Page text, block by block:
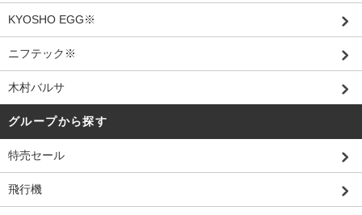
KYOSHO EGG※
ニフテック※
木村バルサ
グループから探す
特売セール
飛行機